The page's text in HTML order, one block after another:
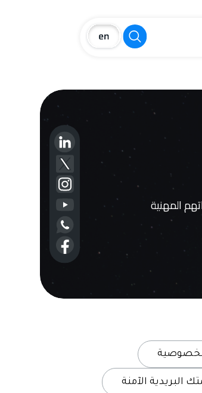
المهنية
البريدية الآمنة